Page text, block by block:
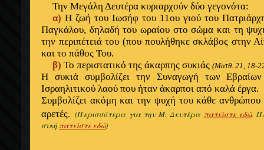
Την Μεγάλη Δευτέρα κυριαρχούν δύο γεγονότα:
α) Η ζωή του Ιωσήφ του 11ου γιού του
Παγκάλου, δηλαδή του ωραίου στο σώμα και τη
την περιπέτειά του (που πουλήθηκε σκλάβος στην
και το πάθος Του.
β) Το περιστατικό της άκαρπης συκιάς (Ματθ. 21, 18-
Η συκιά συμβολίζει την Συναγωγή των
Ισραηλιτικού λαού που ήταν άκαρποι από καλά έργα.
Συμβολίζει ακόμη και την ψυχή του κάθε
αρετές.(Περισσότερα για την Μ. Δευτέρα πατείστε εδώ.
συκήπατείστε εδώ)